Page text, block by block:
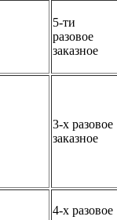
5-ти
разовое
заказное
3-х разовое
заказное
4-х разовое